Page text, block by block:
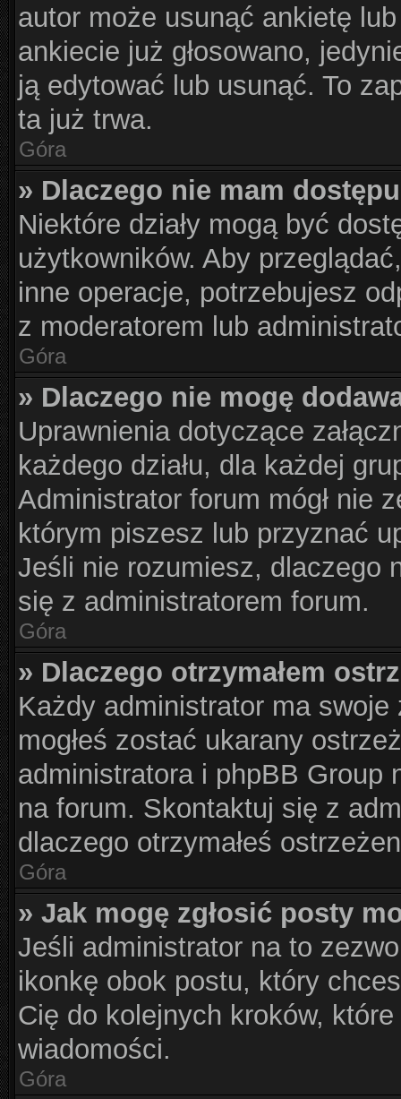
autor może usunąć ankietę
ankiecie już głosowano,
ją edytować lub usunąć. To
ta już trwa.
Góra
» Dlaczego nie mam
Niektóre działy mogą być
użytkowników. Aby
inne operacje, potrzebujesz
z moderatorem lub
Góra
» Dlaczego nie mogę
Uprawnienia dotyczące
każdego działu, dla każdej
Administrator forum mógł nie
którym piszesz lub przyznać
Jeśli nie rozumiesz, dlaczego
się z administratorem forum.
Góra
» Dlaczego otrzymałem
Każdy administrator ma swoje
mogłeś zostać ukarany
administratora i phpBB Group
na forum. Skontaktuj się z
dlaczego otrzymałeś
Góra
» Jak mogę zgłosić posty
Jeśli administrator na to
ikonkę obok postu, który
Cię do kolejnych kroków,
wiadomości.
Góra